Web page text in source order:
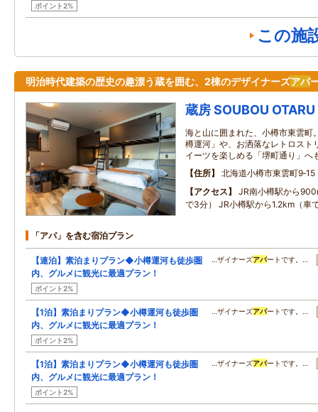
ポイント2%
この施
明治時代建築の歴史の趣漂う蔵を囲む、2棟のデザイナーズアパ
蔵房 SOUBOU OTARU
海と山に囲まれた、小樽市東雲町
樽運河」や、お洒落なレトロスト
イーツを楽しめる「堺町通り」へ
住所
北海道小樽市東雲町9‐15
アクセス
JR南小樽駅から
で3分） JR小樽駅から1.2km（車
「アパ」を含む宿泊プラン
【連泊】素泊まりプラン◆小樽運河も徒歩圏
内、グルメに観光に最適プラン！
ポイント2%
…ザイナーズアパートです。…
【1泊】素泊まりプラン◆小樽運河も徒歩圏
内、グルメに観光に最適プラン！
ポイント2%
…ザイナーズアパートです。…
【1泊】素泊まりプラン◆小樽運河も徒歩圏
内、グルメに観光に最適プラン！
ポイント2%
…ザイナーズアパートです。…